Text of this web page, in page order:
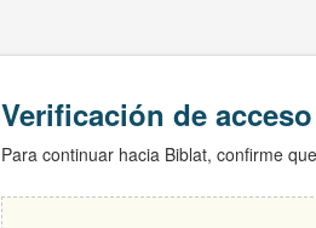
Verificación de acceso
Para continuar hacia Biblat, confirme